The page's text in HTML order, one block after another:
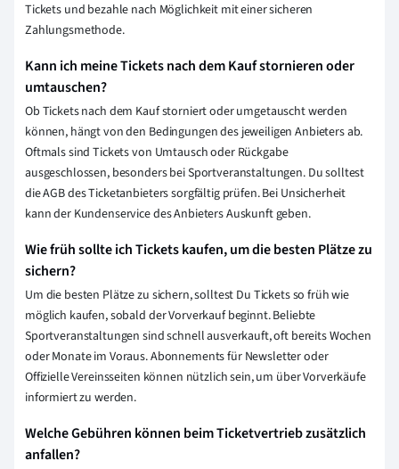
Tickets und bezahle nach Möglichkeit mit einer sicheren
Zahlungsmethode.
Kann ich meine Tickets nach dem Kauf stornieren oder
umtauschen?
Ob Tickets nach dem Kauf storniert oder umgetauscht werden
können, hängt von den Bedingungen des jeweiligen Anbieters ab.
Oftmals sind Tickets von Umtausch oder Rückgabe
ausgeschlossen, besonders bei Sportveranstaltungen. Du solltest
die AGB des Ticketanbieters sorgfältig prüfen. Bei Unsicherheit
kann der Kundenservice des Anbieters Auskunft geben.
Wie früh sollte ich Tickets kaufen, um die besten Plätze zu
sichern?
Um die besten Plätze zu sichern, solltest Du Tickets so früh wie
möglich kaufen, sobald der Vorverkauf beginnt. Beliebte
Sportveranstaltungen sind schnell ausverkauft, oft bereits Wochen
oder Monate im Voraus. Abonnements für Newsletter oder
Offizielle Vereinsseiten können nützlich sein, um über Vorverkäufe
informiert zu werden.
Welche Gebühren können beim Ticketvertrieb zusätzlich
anfallen?